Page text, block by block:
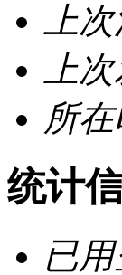
上
上
所
统计
已